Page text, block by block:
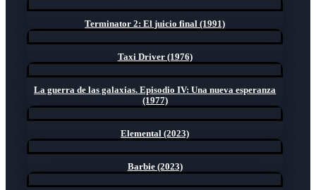
Terminator 2: El juicio final (1991)
Taxi Driver (1976)
La guerra de las galaxias. Episodio IV: Una nueva esperanza
(1977)
Elemental (2023)
Barbie (2023)